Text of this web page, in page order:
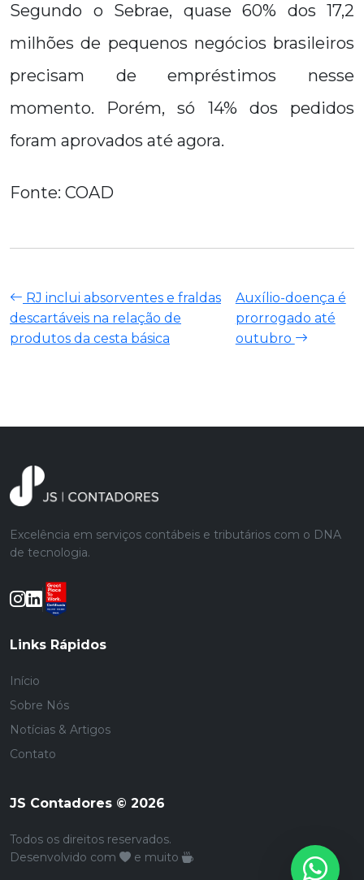
Segundo o Sebrae, quase 60% dos 17,2
milhões de pequenos negócios brasileiros
precisam de empréstimos nesse
momento. Porém, só 14% dos pedidos
foram aprovados até agora.
Fonte: COAD
RJ inclui absorventes e fraldas
descartáveis na relação de
produtos da cesta básica
Auxílio-doença é
prorrogado até
outubro
Excelência em serviços contábeis e tributários com o DNA
de tecnologia.
Links Rápidos
Início
Sobre Nós
Notícias & Artigos
Contato
JS Contadores © 2026
Todos os direitos reservados.
Desenvolvido com
e muito